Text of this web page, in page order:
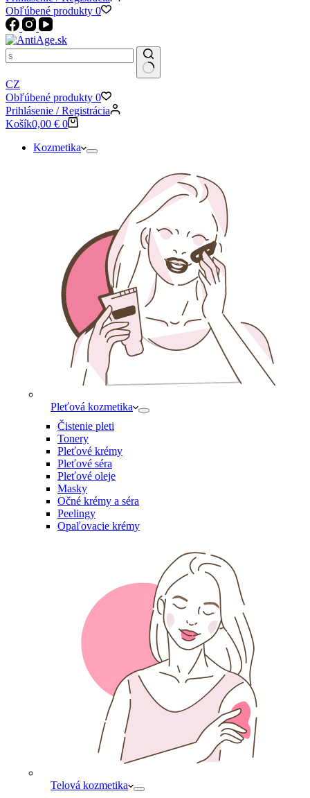
Obľúbené produkty 0
CZ
Obľúbené produkty 0
Prihlásenie / Registrácia
Košík0,00 € 0
Kozmetika
Pleťová kozmetika
Čistenie pleti
Tonery
Pleťové krémy
Pleťové séra
Pleťové oleje
Masky
Očné krémy a séra
Peelingy
Opaľovacie krémy
Telová kozmetika